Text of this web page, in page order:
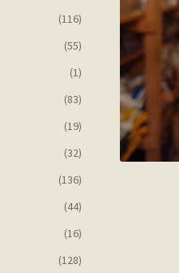
(116)
(55)
(1)
(83)
(19)
(32)
(136)
(44)
(16)
(128)